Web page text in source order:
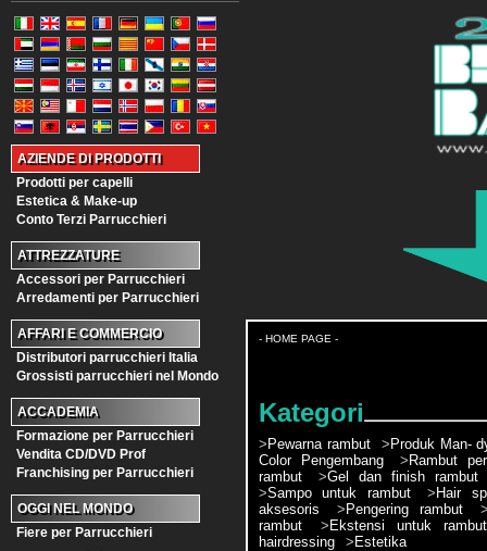
AZIENDE DI PRODOTTI
Prodotti per capelli
Estetica & Make-up
Conto Terzi Parrucchieri
ATTREZZATURE
Accessori per Parrucchieri
Arredamenti per Parrucchieri
AFFARI E COMMERCIO
Distributori parrucchieri Italia
Grossisti parrucchieri nel Mondo
ACCADEMIA
Formazione per Parrucchieri
Vendita CD/DVD Prof
Franchising per Parrucchieri
OGGI NEL MONDO
Fiere per Parrucchieri
- HOME PAGE -
Kategori
> Pewarna rambut > Produk Man-
Color Pengembang
> Rambut
rambut
>Gel dan finish rambut
>Sampo untuk rambut > Hair
aksesoris
> Pengering rambut
rambut
> Ekstensi untuk rambut
hairdressing
> Estetika